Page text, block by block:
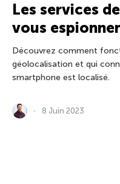
Les services
vous
Découvrez comment
géolocalisation et qui
smartphone est localisé.
8 Juin 2023